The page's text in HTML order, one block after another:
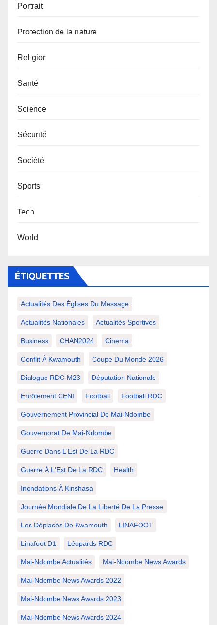
Portrait
Protection de la nature
Religion
Santé
Science
Sécurité
Société
Sports
Tech
World
ÉTIQUETTES
Actualités Des Églises Du Message
Actualités Nationales Actualités Sportives
Business CHAN2024 Cinema
Conflit À Kwamouth Coupe Du Monde 2026
Dialogue RDC-M23 Députation Nationale
Enrôlement CENI Football Football RDC
Gouvernement Provincial De Mai-Ndombe
Gouvernorat De Mai-Ndombe
Guerre Dans L'Est De La RDC
Guerre À L'Est De La RDC Health
Inondations À Kinshasa
Journée Mondiale De La Liberté De La Presse
Les Déplacés De Kwamouth LINAFOOT
Linafoot D1 Léopards RDC
Mai-Ndombe Actualités Mai-Ndombe News Awards
Mai-Ndombe News Awards 2022
Mai-Ndombe News Awards 2023
Mai-Ndombe News Awards 2024